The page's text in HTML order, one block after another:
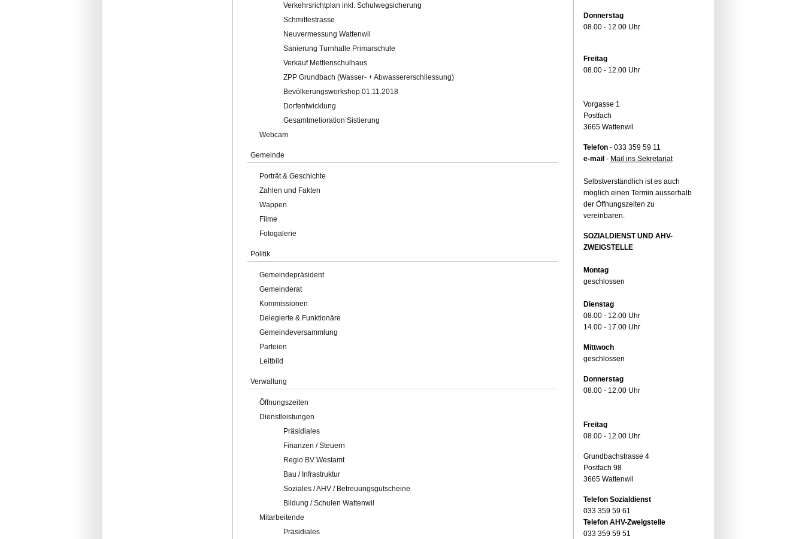
Verkehrsrichtplan inkl. Schulwegsicherung
Schmittestrasse
Neuvermessung Wattenwil
Sanierung Turnhalle Primarschule
Verkauf Mettlenschulhaus
ZPP Grundbach (Wasser- + Abwassererschliessung)
Bevölkerungsworkshop 01.11.2018
Dorfentwicklung
Gesamtmelioration Sistierung
Webcam
Gemeinde
Porträt & Geschichte
Zahlen und Fakten
Wappen
Filme
Fotogalerie
Politik
Gemeindepräsident
Gemeinderat
Kommissionen
Delegierte & Funktionäre
Gemeindeversammlung
Parteien
Leitbild
Verwaltung
Öffnungszeiten
Dienstleistungen
Präsidiales
Finanzen / Steuern
Regio BV Westamt
Bau / Infrastruktur
Soziales / AHV / Betreuungsgutscheine
Bildung / Schulen Wattenwil
Mitarbeitende
Präsidiales
Donnerstag
08.00 - 12.00 Uhr
Freitag
08.00 - 12.00 Uhr
Vorgasse 1
Postfach
3665 Wattenwil
Telefon- 033 359 59 11
e-mail - Mail ins Sekretariat
Selbstverständlich ist es auch
möglich einen Termin ausserhalb
der Öffnungszeiten zu
vereinbaren.
SOZIALDIENST UND AHV-
ZWEIGSTELLE
Montag
geschlossen
Dienstag
08.00 - 12.00 Uhr
14.00 - 17.00 Uhr
Mittwoch
geschlossen
Donnerstag
08.00 - 12.00 Uhr
Freitag
08.00 - 12.00 Uhr
Grundbachstrasse 4
Postfach 98
3665 Wattenwil
Telefon Sozialdienst
033 359 59 61
Telefon AHV-Zweigstelle
033 359 59 51